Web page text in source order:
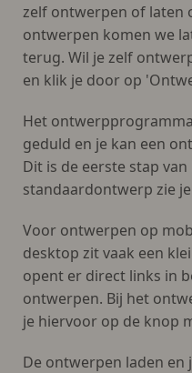
zelf ontwerpen of laten
ontwerpen komen we
terug. Wil je zelf
en klik je door op
Het
geduld en je kan een
Dit is de eerste stap
standaardontwerp zie
Voor ontwerpen op
desktop zit vaak een
opent er direct links in
ontwerpen. Bij het
je hiervoor op de knop
De ontwerpen laden en